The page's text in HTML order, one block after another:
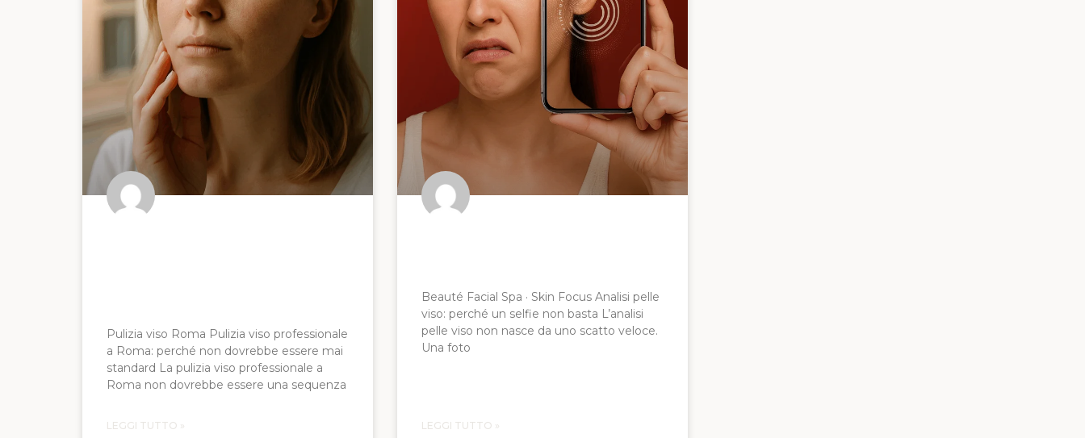
Pulizia viso Roma Pulizia viso professionale
a Roma: perché non dovrebbe essere mai
standard La pulizia viso professionale a
Roma non dovrebbe essere una sequenza
LEGGI TUTTO »
Beauté Facial Spa · Skin Focus Analisi pelle
viso: perché un selfie non basta L’analisi
pelle viso non nasce da uno scatto veloce.
Una foto
LEGGI TUTTO »